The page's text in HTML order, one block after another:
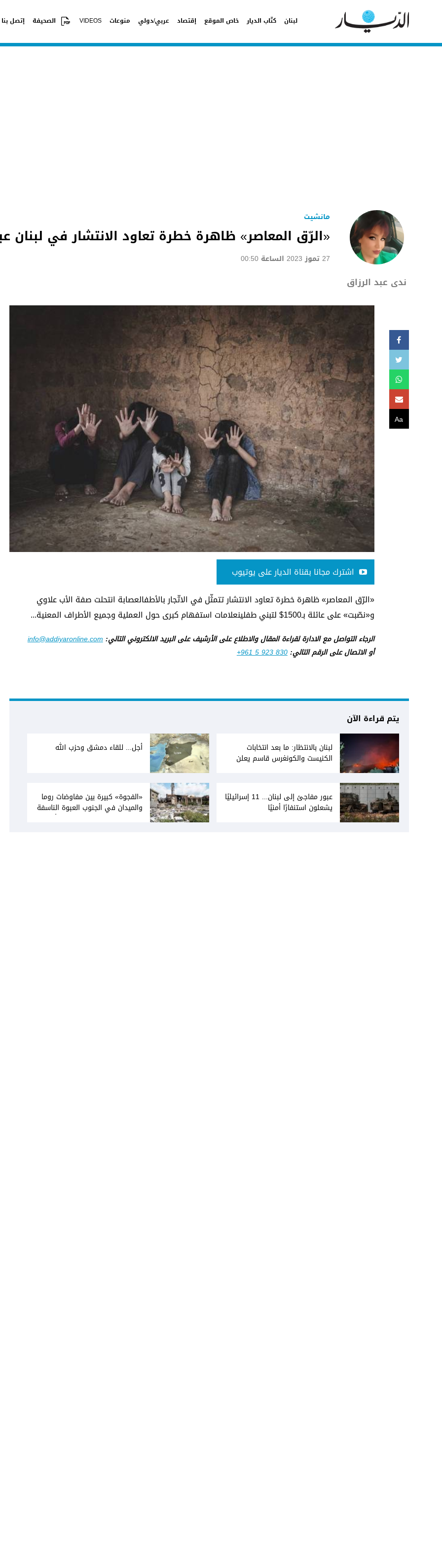
لبنان كتّاب الديار خاص الموقع إقتصاد عربي/دولي منوعات VIDEOS الصحيفة إتصل بنا
ندى عبد الرزاق
مانشيت
«الرّق المعاصر» ظاهرة خطرة تعاود الانتشار في لبنان
27 تموز 2023 الساعة 00:50
Aa
اشترك مجانا بقناة الديار على يوتيوب
«الرّق المعاصر» ظاهرة خطرة تعاود الانتشار تتمثّل في الاتّجار بالأطفالعصابة انتحلت صفة الأب علاوي
و«نصّبت» على عائلة بـ1500$ لتبني طفلينعلامات استفهام كبرى حول العملية وجميع الأطراف المعنية...
الرجاء التواصل مع الادارة لقراءة المقال والاطلاع على الأرشيف على البريد الالكتروني التالي:info@addiyaronline.com
أو الاتصال على الرقم التالي:+961 5 923 830
يتم قراءة الآن
لبنان بالانتظار: ما بعد انتخابات
الكنيست والكونغرس قاسم يعلن
أجل... للقاء دمشق وحزب الله
عبور مفاجئ إلى لبنان... 11 إسرائيليًا
يشعلون استنفارًا أمنيًا
«الفجوة» كبيرة بين مفاوضات روما
والميدان في الجنوب العبوة الناسفة
في مجدل زون «رسالة» في أكثر من